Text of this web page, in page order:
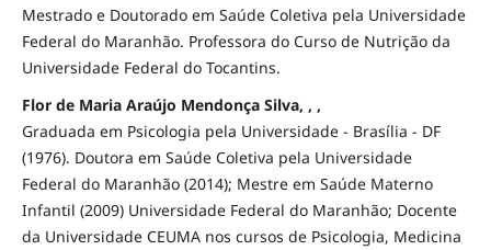
Mestrado e Doutorado em Saúde Coletiva pela Universidade
Federal do Maranhão. Professora do Curso de Nutrição da
Universidade Federal do Tocantins.
Flor de Maria Araújo Mendonça Silva, , ,
Graduada em Psicologia pela Universidade - Brasília - DF
(1976). Doutora em Saúde Coletiva pela Universidade
Federal do Maranhão (2014); Mestre em Saúde Materno
Infantil (2009) Universidade Federal do Maranhão; Docente
da Universidade CEUMA nos cursos de Psicologia, Medicina